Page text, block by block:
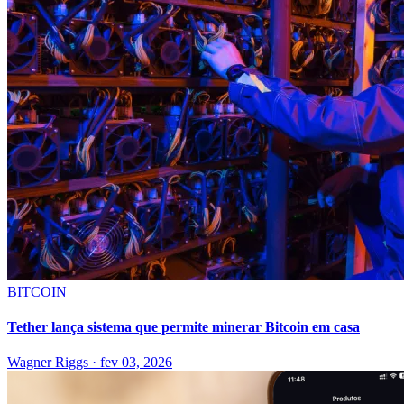
BITCOIN
Tether lança sistema que permite minerar Bitcoin em casa
Wagner Riggs · fev 03, 2026